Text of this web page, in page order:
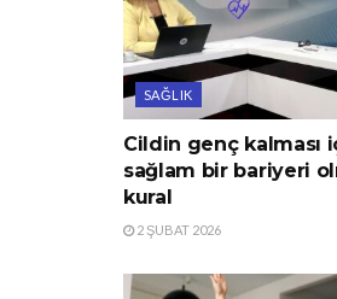
SAĞLIK
Cildin genç kalması
sağlam bir bariyeri
kural
2 ŞUBAT 2026